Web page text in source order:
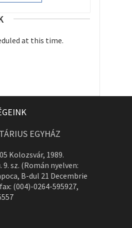
at this time.
EGYHÁZ
Kolozsvár, 1989.
9. sz. (Román nyelven:
B-dul 21 Decembrie
(004)-0264-595927,